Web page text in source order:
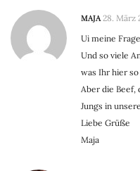
MAJA 28. März
Ui meine
Und so viele
was Ihr hier
Aber die Beef,
Jungs in
Liebe Grüße
Maja